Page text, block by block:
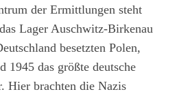
der Ermittlungen steht
Lager Auschwitz-Birkenau
besetzten Polen,
1945 das größte deutsche
Hier brachten die Nazis